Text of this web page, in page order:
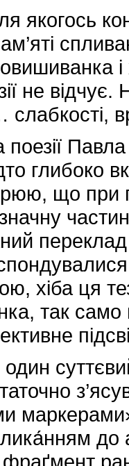
якогось
не
слабкості,
Павла
глибоко
що при
хіба ця
так само
до